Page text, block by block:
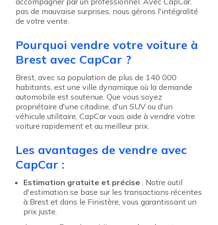
pas de mauvaise surprises, nous gérons l'intégralité
de votre vente.
Pourquoi vendre votre voiture à
Brest avec CapCar ?
Brest, avec sa population de plus de 140 000
habitants, est une ville dynamique où la demande
automobile est soutenue. Que vous soyez
propriétaire d'une citadine, d'un SUV ou d'un
véhicule utilitaire, CapCar vous aide à vendre votre
voiture rapidement et au meilleur prix.
Les avantages de vendre avec
CapCar :
Estimation gratuite et précise : Notre outil
d'estimation se base sur les transactions récentes
à Brest et dans le Finistère, vous garantissant un
prix juste.